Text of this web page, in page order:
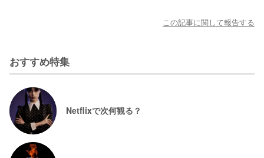
この記事に関して報告する
おすすめ特集
Netflixで次何観る？